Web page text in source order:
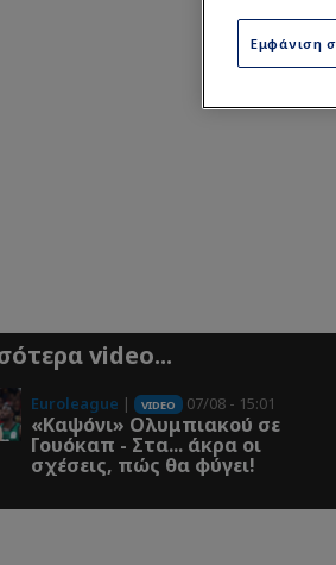
video...
Euroleague | VIDEO 07/08 - 15:01
«Καψόνι» Ολυμπιακού σε
Γουόκαπ - Στα... άκρα οι
σχέσεις, πώς θα φύγει!
Εμφάνιση